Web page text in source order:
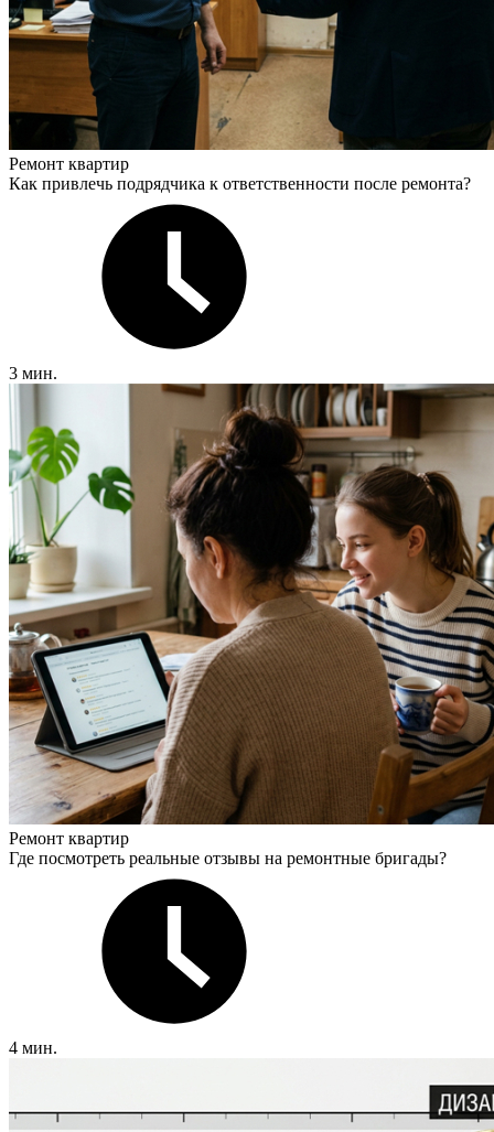
Ремонт квартир
Как привлечь подрядчика к ответственности после ремонта?
3 мин.
Ремонт квартир
Где посмотреть реальные отзывы на ремонтные бригады?
4 мин.